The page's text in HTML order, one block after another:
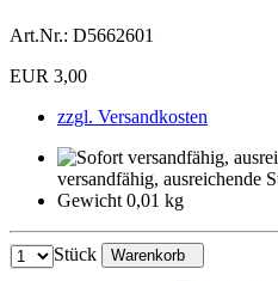
Art.Nr.: D5662601
EUR 3,00
zzgl. Versandkosten
versandfähig, ausreichende
Gewicht 0,01 kg
Stück Warenkorb